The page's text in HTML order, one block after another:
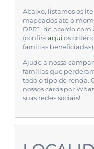
Abaixo, listamos os
mapeados até o
DPRJ, de acordo
(confira aqui os
famílias beneficiadas).
Ajude a nossa
famílias que
todo o tipo de renda.
nossos cards por
suas redes sociais!